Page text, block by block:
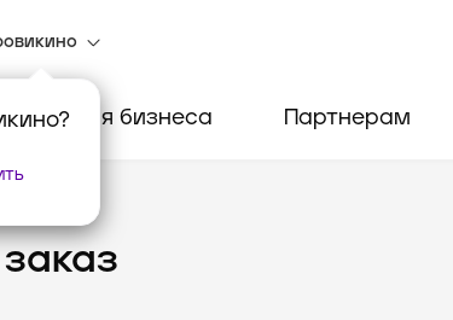
? Для бизнеса Партнерам